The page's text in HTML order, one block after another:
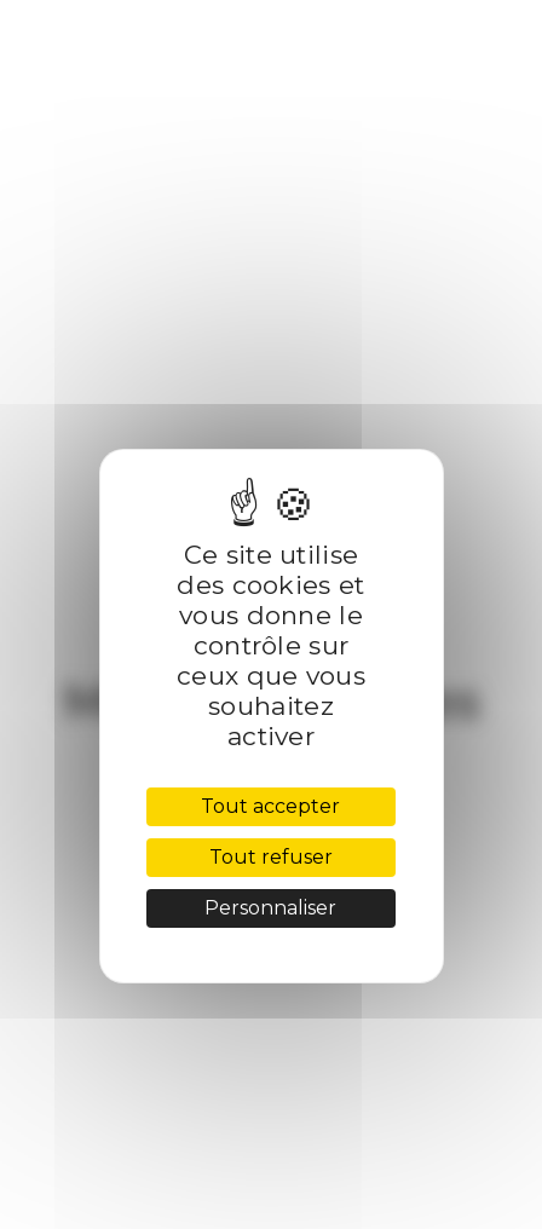
Mentions légales
Ce site utilise
des cookies et
vous donne le
contrôle sur
ceux que vous
souhaitez
activer
Tout accepter
Tout refuser
Personnaliser